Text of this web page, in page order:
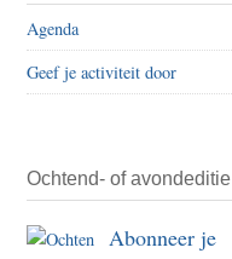
Agenda
Geef je activiteit door
Ochtend- of avondeditie
Abonneer je